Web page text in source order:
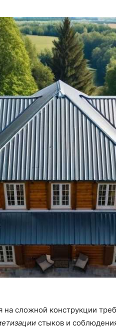
сложной конструкции
стыков и